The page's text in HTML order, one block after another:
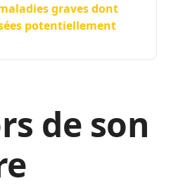
graves dont
potentiellement
de son